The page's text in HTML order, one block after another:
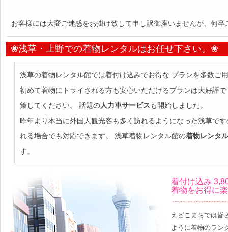
お客様には大変ご迷惑をお掛け致して申し訳御座いませんが、何卒
❀浅草・上野での着物レンタルはお任せ下さい。❀
浅草の着物レンタル館では着付け込みでお得な プランを多数ご
初めて着物にトライされる方も安心いただけるプランは大好評
策してください。 話題の人力車サービスも開始しました。
昨年より本当に外国人観光客も多く訪れるようになった浅草で
れる場合でも対応できます。 浅草着物レンタル館の着物レンタル
す。
着付け込み
着物をお得に
えどこまちでは皆
ように着物のラン